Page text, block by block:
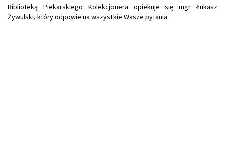
Biblioteką Piekarskiego Kolekcjonera opiekuje się mgr Łukasz
Żywulski, który odpowie na wszystkie Wasze pytania.